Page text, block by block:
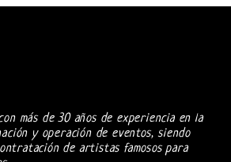
más de 30 años de experiencia en la
y operación de eventos, siendo
de artistas famosos para